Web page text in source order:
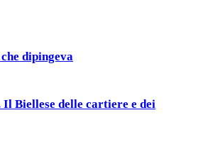
dipingeva
Biellese delle cartiere e dei